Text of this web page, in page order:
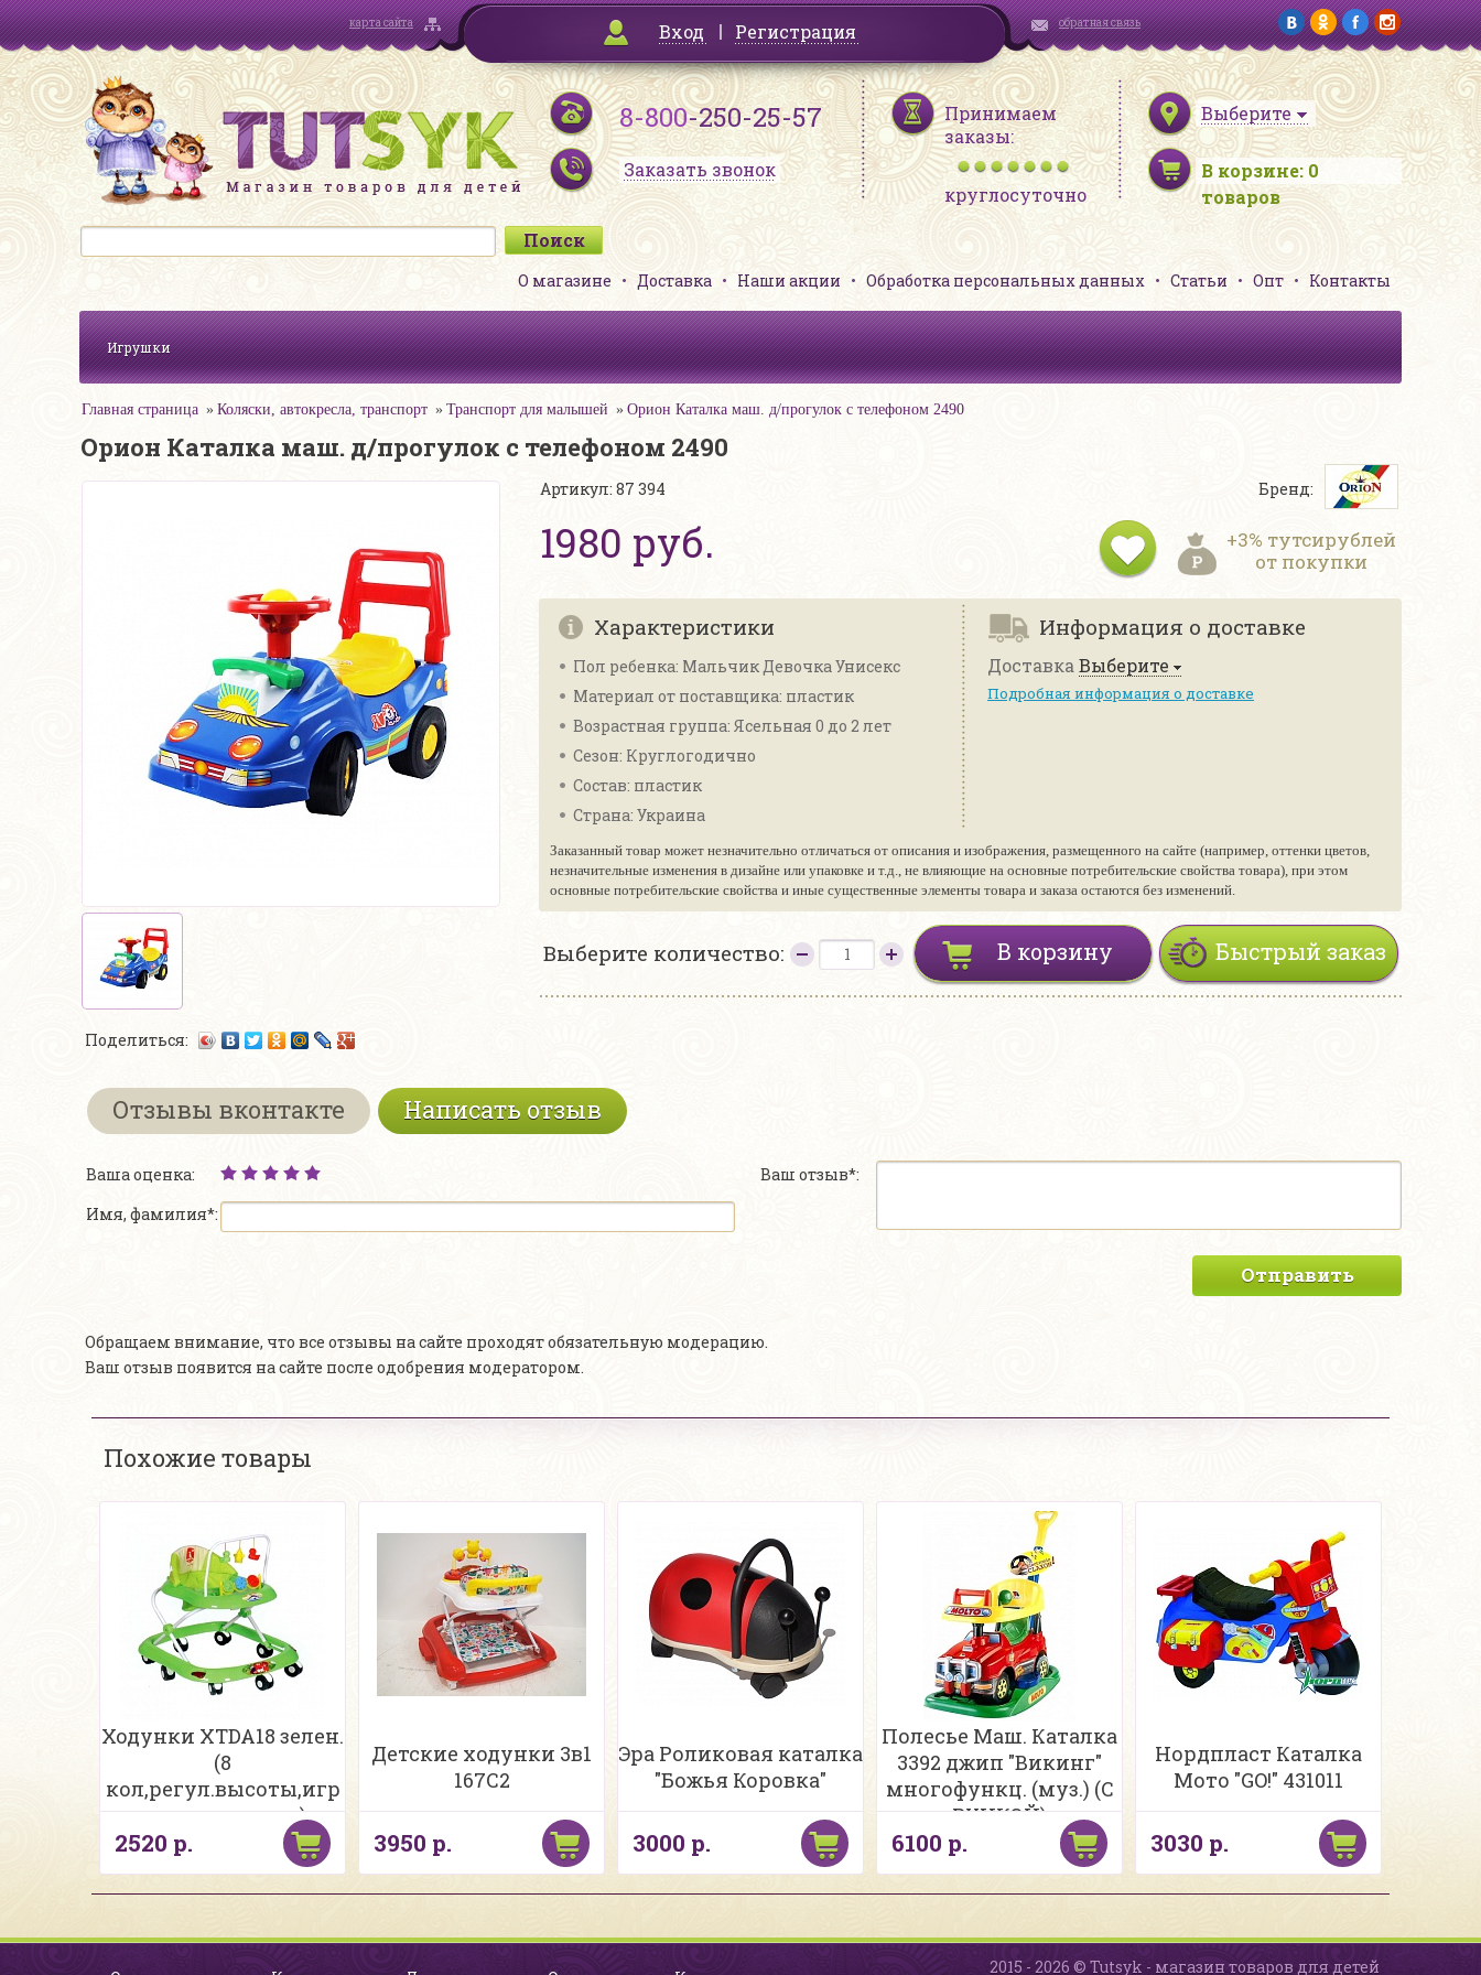
карта сайта Вход Регистрация обратная связь
8-800-250-25-57
Заказать звонок
Принимаем
заказы:
круглосуточно
Выберите
В корзине: 0
товаров
О магазине Доставка Наши акции Обработка персональных данных Статьи Опт Контакты
Игрушки
Главная страница Коляски, автокресла, транспорт Транспорт для малышей Орион Каталка маш. д/прогулок с телефоном 2490
Орион Каталка маш. д/прогулок с телефоном 2490
Поделиться:
Артикул: 87 394
1980 руб.
Бренд:
+3% тутсирублей
от покупки
Характеристики
Пол ребенка: Мальчик Девочка Унисекс
Материал от поставщика: пластик
Возрастная группа: Ясельная 0 до 2 лет
Сезон: Круглогодично
Состав: пластик
Страна: Украина
Информация о доставке
Доставка Выберите
Подробная информация о доставке
Заказанный товар может незначительно отличаться от описания и изображения, размещенного на сайте (например, оттенки цветов,
незначительные изменения в дизайне или упаковке и т.д., не влияющие на основные потребительские свойства товара), при этом
основные потребительские свойства и иные существенные элементы товара и заказа остаются без изменений.
Выберите количество: Быстрый заказ
В корзину
Отзывы вконтакте Написать отзыв
Ваша оценка:
Имя, фамилия*:
Ваш отзыв*:
Отправить
Обращаем внимание, что все отзывы на сайте проходят обязательную модерацию.
Ваш отзыв появится на сайте после одобрения модератором.
Похожие товары
Ходунки XTDA18 зелен.
(8
кол,регул.высоты,игр
панель погрем)
2520 р.
Детские ходунки 3в1
167C2
3950 р.
Эра Роликовая каталка
"Божья Коровка"
3000 р.
Полесье Маш. Каталка
3392 джип "Викинг"
многофункц. (муз.) (С
РУЧКОЙ)
6100 р.
Нордпласт Каталка
Мото "GO!" 431011
3030 р.
2015 - 2026 © Tutsyk - магазин товаров для детей